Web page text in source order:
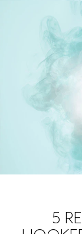
SÉRUM PARA
CUERO
ROSEMAR‍Y
PURE
TODAS LAS
5